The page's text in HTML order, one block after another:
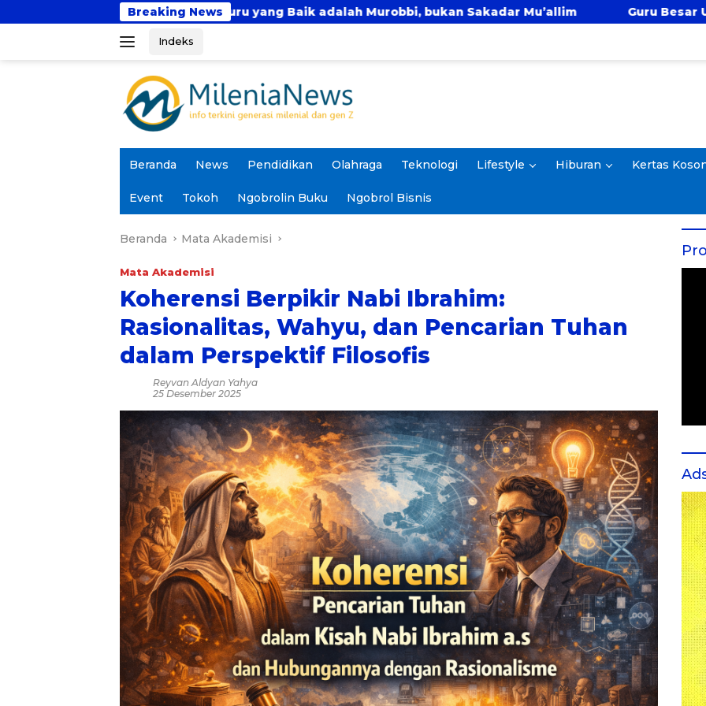
ke
Breaking News
Junaidi: Guru yang Baik adalah Murobbi, bukan Sakadar Mu’allim Guru Besar UIN Jakarta: SPM
Indeks
Beranda News Pendidikan Olahraga Teknologi Lifestyle Hiburan Kertas
Event Tokoh Ngobrolin Buku Ngobrol Bisnis
Beranda Mata Akademisi
Mata Akademisi
Koherensi Berpikir Nabi Ibrahim:
Rasionalitas, Wahyu, dan Pencarian Tuhan
dalam Perspektif Filosofis
Reyvan Aldyan Yahya
25 Desember 2025